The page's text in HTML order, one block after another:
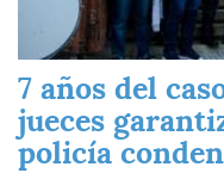
7 años del
jueces
policía